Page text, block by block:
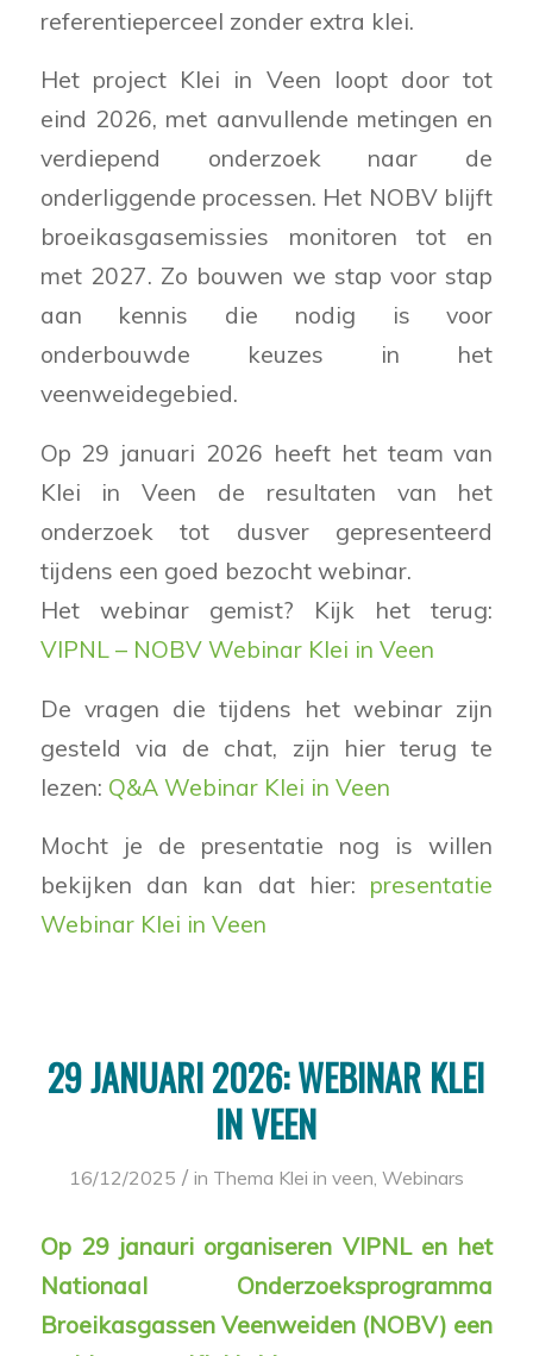
referentieperceel zonder extra klei.
Het project Klei in Veen loopt door tot
eind 2026, met aanvullende metingen en
verdiepend onderzoek naar de
onderliggende processen. Het NOBV blijft
broeikasgasemissies monitoren tot en
met 2027. Zo bouwen we stap voor stap
aan kennis die nodig is voor
onderbouwde keuzes in het
veenweidegebied.
Op 29 januari 2026 heeft het team van
Klei in Veen de resultaten van het
onderzoek tot dusver gepresenteerd
tijdens een goed bezocht webinar.
Het webinar gemist? Kijk het terug:
VIPNL – NOBV Webinar Klei in Veen
De vragen die tijdens het webinar zijn
gesteld via de chat, zijn hier terug te
lezen: Q&A Webinar Klei in Veen
Mocht je de presentatie nog is willen
bekijken dan kan dat hier: presentatie
Webinar Klei in Veen
29 JANUARI 2026: WEBINAR KLEI
IN VEEN
16/12/2025 / in Thema Klei in veen Webinars
Op 29 janauri organiseren VIPNL en het
Nationaal Onderzoeksprogramma
Broeikasgassen Veenweiden (NOBV) een